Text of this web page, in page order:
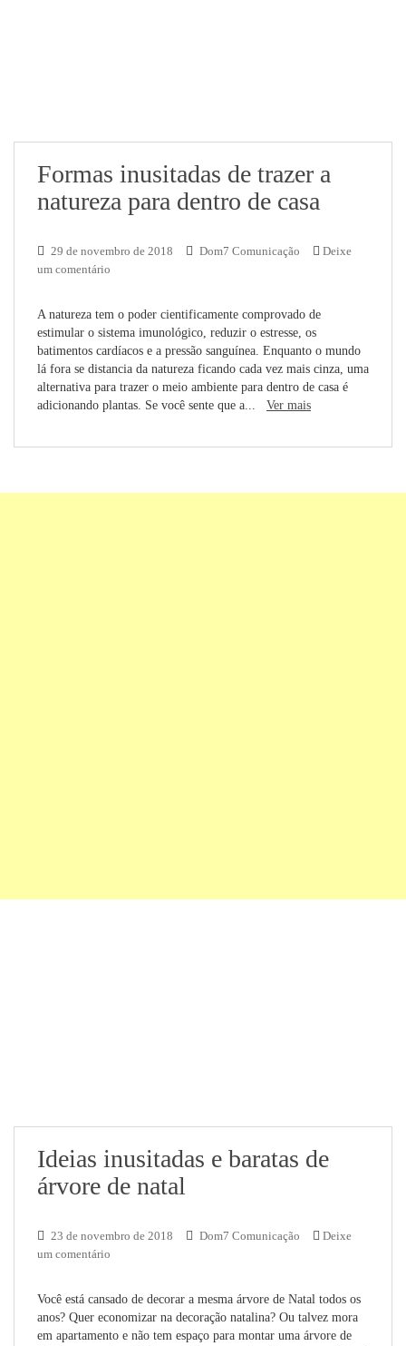
Formas inusitadas de trazer a
natureza para dentro de casa
29 de novembro de 2018 Dom7 Comunicação
Deixe
um comentário
A natureza tem o poder cientificamente comprovado de
estimular o sistema imunológico, reduzir o estresse, os
batimentos cardíacos e a pressão sanguínea. Enquanto o mundo
lá fora se distancia da natureza ficando cada vez mais cinza, uma
alternativa para trazer o meio ambiente para dentro de casa é
adicionando plantas. Se você sente que a... Ver mais
Ideias inusitadas e baratas de
árvore de natal
23 de novembro de 2018 Dom7 Comunicação
Deixe
um comentário
Você está cansado de decorar a mesma árvore de Natal todos os
anos? Quer economizar na decoração natalina? Ou talvez mora
em apartamento e não tem espaço para montar uma árvore de